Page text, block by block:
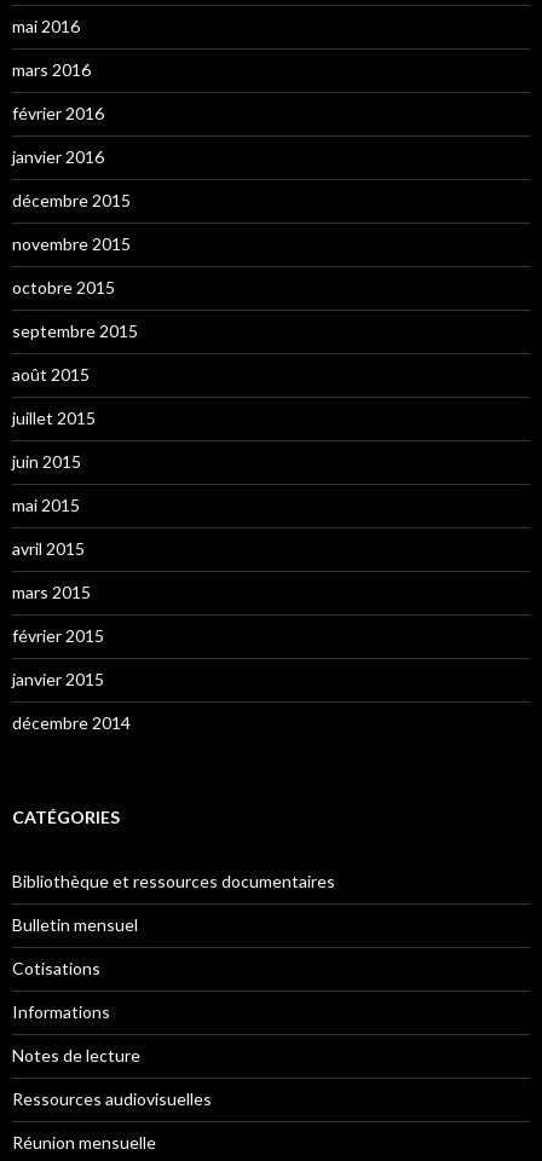
mai 2016
mars 2016
février 2016
janvier 2016
décembre 2015
novembre 2015
octobre 2015
septembre 2015
août 2015
juillet 2015
juin 2015
mai 2015
avril 2015
mars 2015
février 2015
janvier 2015
décembre 2014
CATÉGORIES
Bibliothèque et ressources documentaires
Bulletin mensuel
Cotisations
Informations
Notes de lecture
Ressources audiovisuelles
Réunion mensuelle